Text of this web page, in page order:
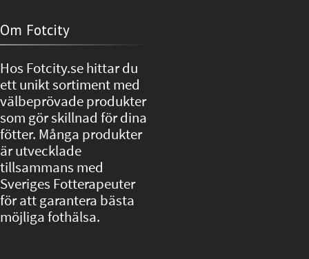
Om Fotcity
Hos Fotcity.se hittar du
ett unikt sortiment med
välbeprövade produkter
som gör skillnad för dina
fötter. Många produkter
är utvecklade
tillsammans med
Sveriges Fotterapeuter
för att garantera bästa
möjliga fothälsa.